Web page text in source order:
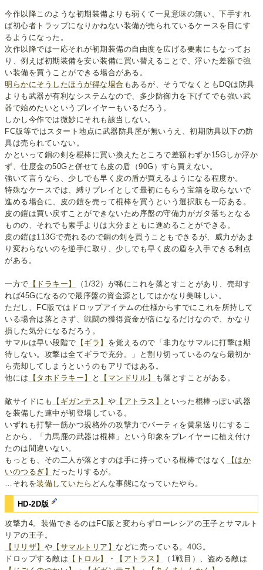
今作以降このような初期装備よりも弱くて一見意味の無い、下手すれ
ば初心者トラップになりかねない装備が売られているケースを目にす
るようになった。
次作以降では一応それが初期装備の自由度を広げる要素にもなってお
り、例えば初期装備を安い装備に買い替えることで、浮いた差額で強
い装備を買うことができる場合がある。
明らかにそうしたほうが得な場合 もあるが、そうでなくともDQは防具
よりも武器が有利なシステムなので、多少防御力を下げてでも強い武
器で始めたいというプレイヤーもいるだろう。
しかし今作では微妙にそれも該当しない。
FC版等ではスタート地点に武器防具屋が無いうえ、初期防具以下の防
具は売られていない。
かといって銅の剣を棍棒に買い換えたところで差額わずか15Gしか浮か
ず、仕度金の50Gと併せても皮の盾（90G）すら買えない。
強いて言うなら、少しでも早く皮の盾が買えるようになる程度か。
特殊なケースでは、縛りプレイとして最初にもらう宝箱を取らないで
進める場合に、皮の鎧を売って棍棒を買うという選択肢も一応ある。
皮の鎧は買い戻すことができないため序盤の守備力がガタ落ちとなる
ものの、それでも素手よりは大分まともに進めることができる。
皮の鎧は113Gで売れるので銅の剣を買うこともできるが、威力があま
り変わらないのを逆手に取り、少しでも早く皮の盾を入手できる利点
がある。
一方で 【ドラキー】
（1/32）が稀にこれを落とすことがあり、売却す
れば45Gになるので最序盤の資金源としてはかなり美味しい。
ただし、FC版ではドロップアイテムの仕様からすでにこれを所持して
いる場合は落とさず、戦闘の獲得資金が倍になるだけなので、かなり
損した気分になるだろう。
サマルは早い段階で 【ギラ】 を覚えるので「非力なサマルに打撃は期
待しない。攻撃は全てギラで充分。」と割り切っているのなら最初か
ら売却してしまうというのもアリではある。
他には
【タホドラキー】 と 【マンドリル】 も落とすことがある。
敵サイドにも 【ギガンテス】 や 【アトラス】
といった棍棒っぽい武器
を装備した連中が初登場している。
いずれも打撃一筋かつ規格外の攻撃力でパーティを黄泉送りにするこ
とから、「力馬鹿の武器は棍棒」という印象をプレイヤーに植え付け
たのは間違いない。
もっとも、その二人が落とすのは手に持っている棍棒ではなく
【はか
いのつるぎ】 だったりするが。
…それを装備していたら どんな事態になっていたやら。
HD-2D版
攻撃力4。装備できるのはFC版と変わらずローレシアの王子とサマルト
リアの王子。
【リリザ】 や 【サマルトリア】 などに売っている。40G。
ドロップする敵は 【トロル】 ・ 【アトラス】
（1戦目）、盗める敵は